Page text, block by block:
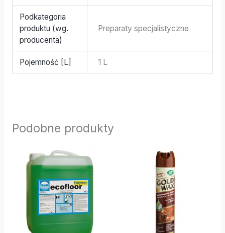
Podkategoria
produktu (wg.
producenta)
Preparaty specjalistyczne
Pojemność [L] 1 L
Podobne produkty